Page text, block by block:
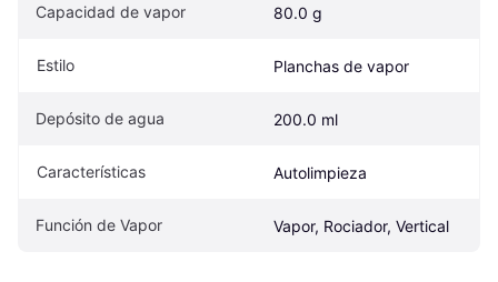
Capacidad de vapor 80.0 g
Estilo Planchas de vapor
Depósito de agua 200.0 ml
Características Autolimpieza
Función de Vapor Vapor, Rociador, Vertical